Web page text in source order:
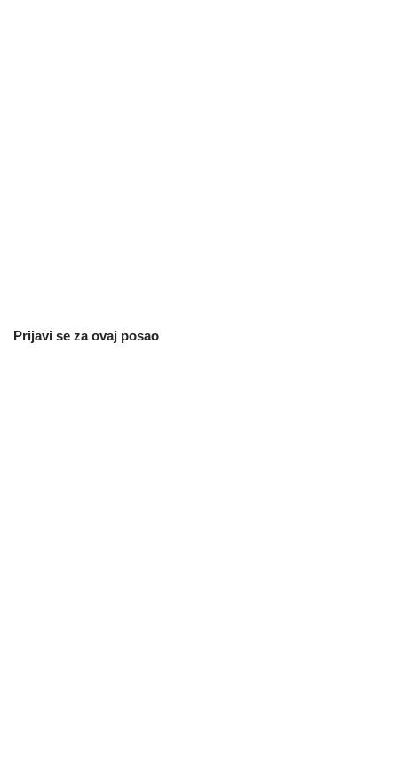
Prijavi se za ovaj posao